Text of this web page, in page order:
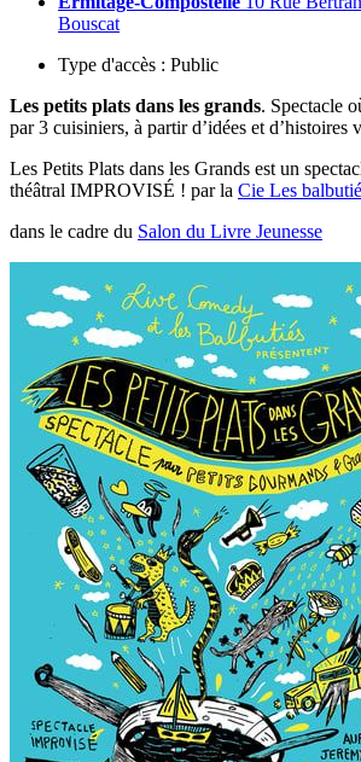
Bouscat
Type d'accès : Public
Les petits plats dans les grands. Spectacle
par 3 cuisiniers, à partir d’idées et d’histoires
Les Petits Plats dans les Grands est un
théâtral IMPROVISÉ ! par la Cie Les
dans le cadre du Salon du Livre Jeunesse